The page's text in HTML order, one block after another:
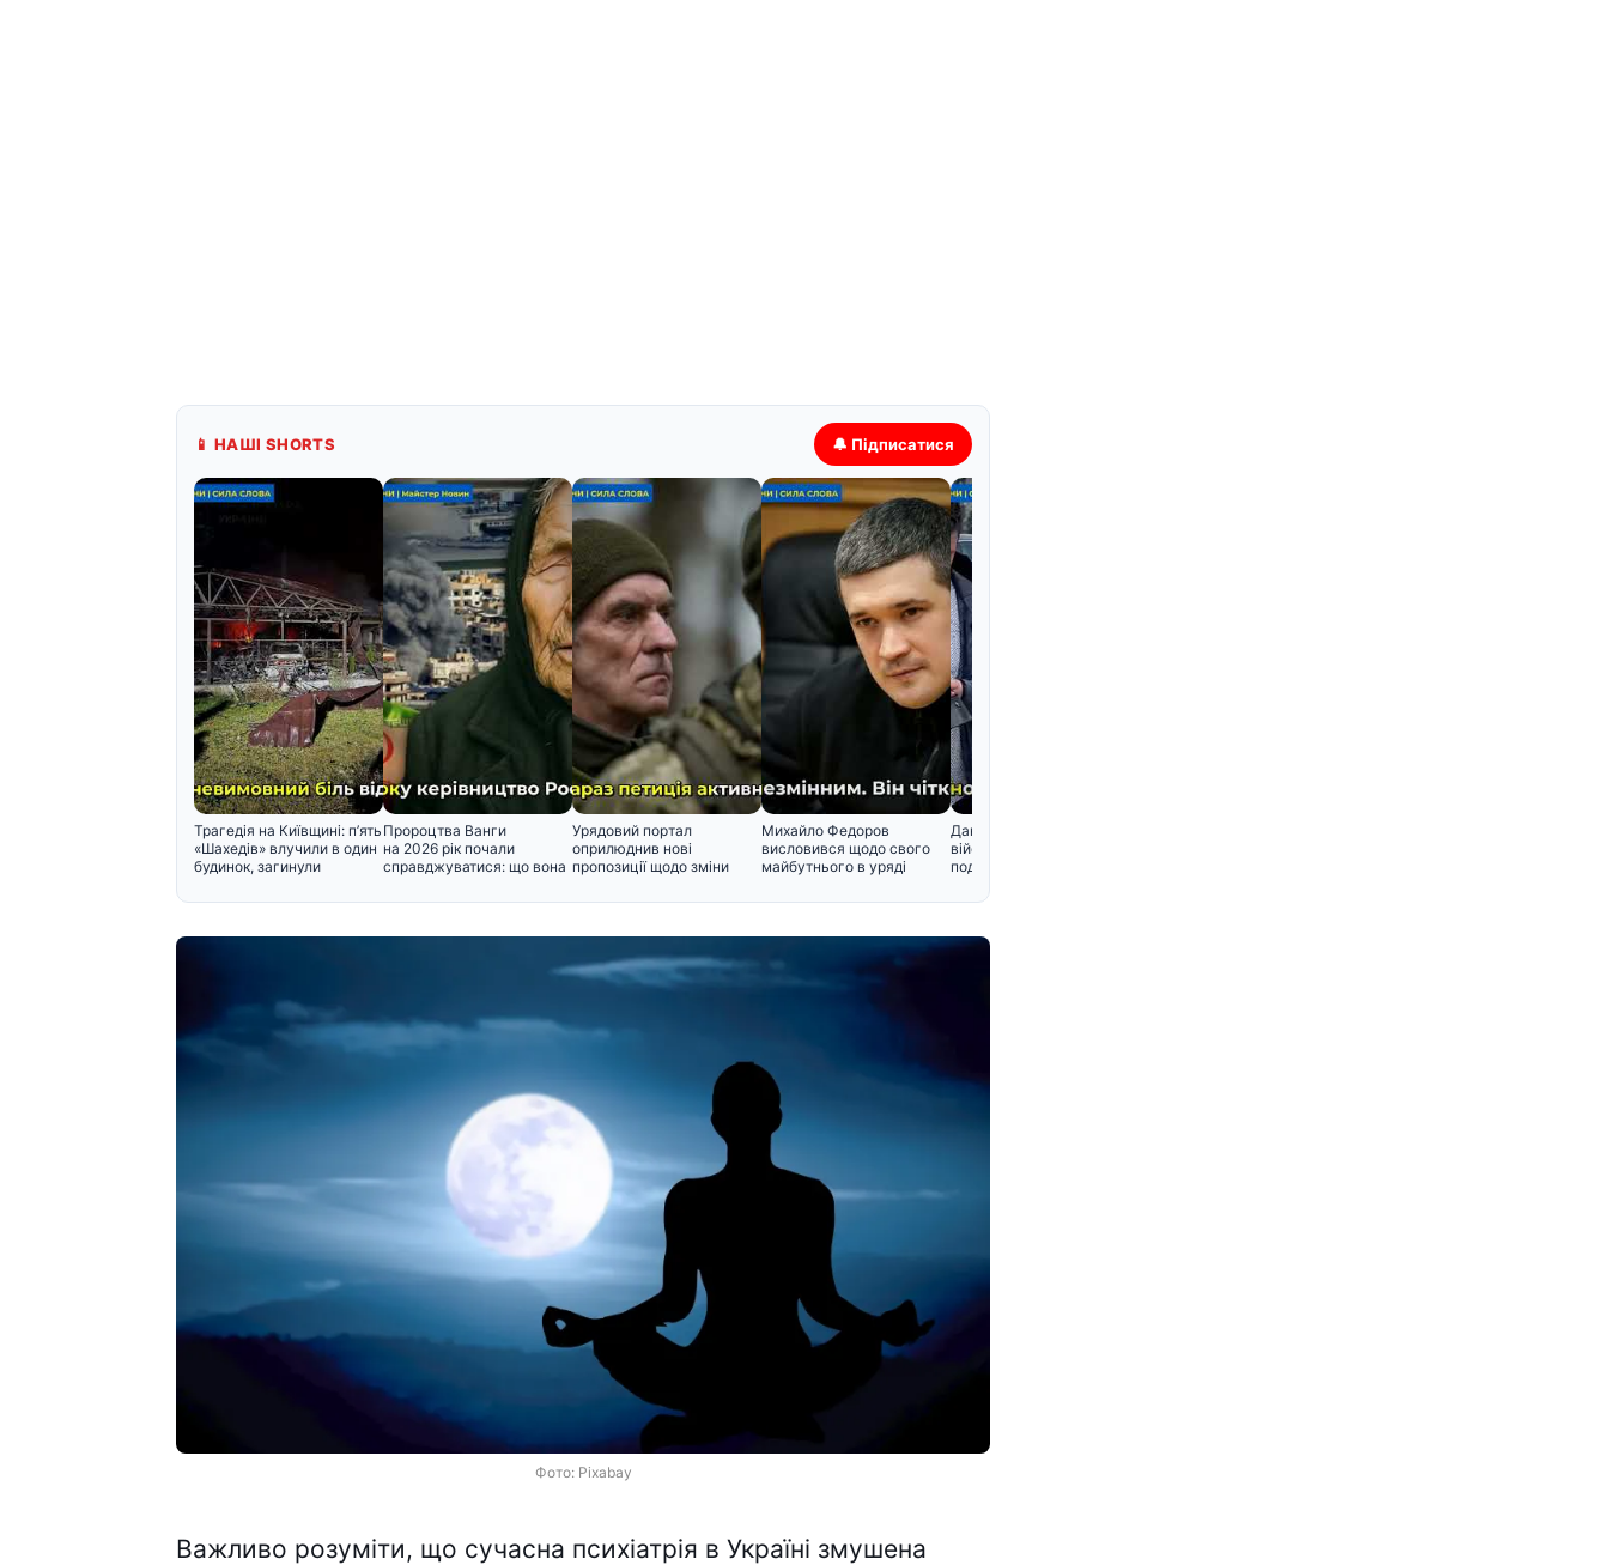
📱 НАШІ SHORTS 🔔 Підписатися
Трагедія на Київщині: п’ять
«Шахедів» влучили в один
будинок, загинули
Пророцтва Ванги
на 2026 рік почали
справджуватися: що вона
Урядовий портал
оприлюднив нові
пропозиції щодо зміни
Михайло Федоров
висловився щодо свого
майбутнього в уряді
Дані про
військовозобов'язаних:
податкова передасть
Фото: Pixabay
Важливо розуміти, що сучасна психіатрія в Україні змушена